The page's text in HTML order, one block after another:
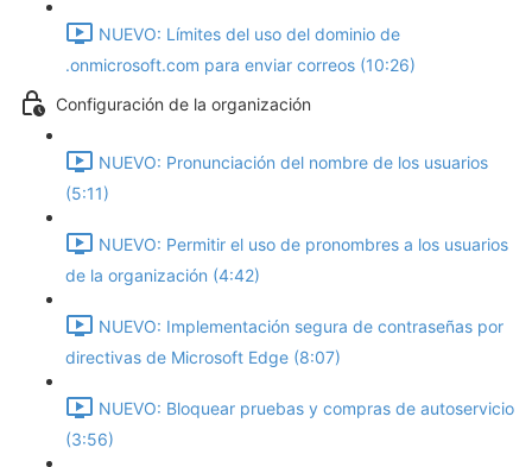
NUEVO: Límites del uso del dominio de
.onmicrosoft.com para enviar correos (10:26)
Configuración de la organización
NUEVO: Pronunciación del nombre de los usuarios
(5:11)
NUEVO: Permitir el uso de pronombres a los usuarios
de la organización (4:42)
NUEVO: Implementación segura de contraseñas por
directivas de Microsoft Edge (8:07)
NUEVO: Bloquear pruebas y compras de autoservicio
(3:56)